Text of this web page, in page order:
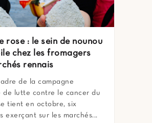
rose : le sein de nounou
chez les fromagers
rennais
de la campagne
de lutte contre le cancer du
tient en octobre, six
exerçant sur les marchés...